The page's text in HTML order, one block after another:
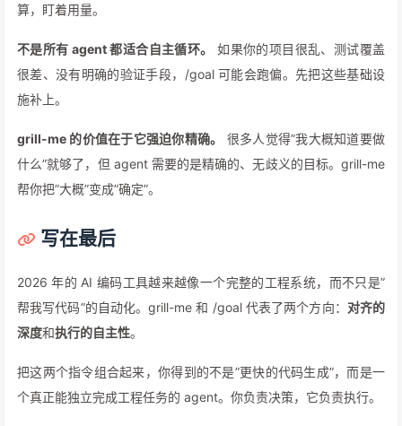
算，盯着用量。
不是所有 agent 都适合自主循环。
如果你的项目很乱、测试覆盖
很差、没有明确的验证手段，/goal 可能会跑偏。先把这些基础设
施补上。
grill-me 的价值在于它强迫你精确。
很多人觉得”我大概知道要做
什么”就够了，但 agent 需要的是精确的、无歧义的目标。grill-me
帮你把”大概”变成”确定”。
写在最后
2026 年的 AI 编码工具越来越像一个完整的工程系统，而不只是”
帮我写代码”的自动化。grill-me 和 /goal 代表了两个方向： 对齐的
深度和执行的自主性。
把这两个指令组合起来，你得到的不是”更快的代码生成”，而是一
个真正能独立完成工程任务的 agent。你负责决策，它负责执行。